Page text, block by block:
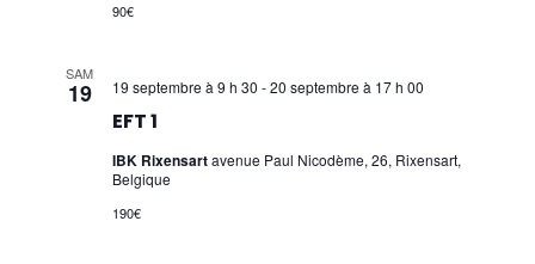
Analyse Transactionnelle (AT)
Autres Formations
90€
SAM
19
EFT 1
19 septembre à 9 h 30 -20 septembre à 17 h 00
IBK Rixensartavenue Paul Nicodème, 26, Rixensart,
Belgique
190€